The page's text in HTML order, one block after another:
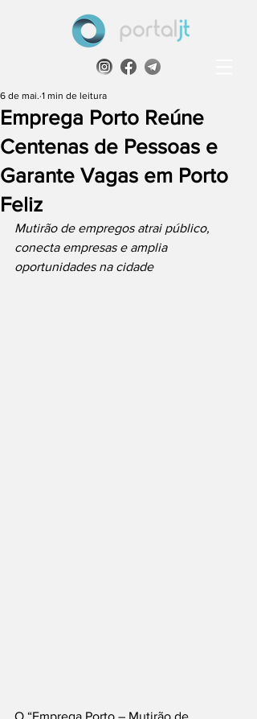
Emprega Porto Reúne
Centenas de Pessoas e
Garante Vagas em Porto
Feliz
6 de mai. 1 min de leitura
Mutirão de empregos atrai público,
conecta empresas e amplia
oportunidades na cidade
O “Emprega Porto – Mutirão de